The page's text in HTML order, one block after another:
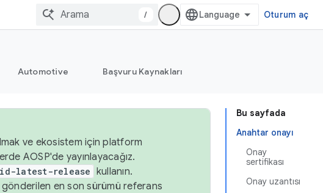
/ Oturum aç
Automotive Başvuru Kaynakları
Bu sayfada
Anahtar onayı
Onay
sertifikası
Onay uzantısı
ve ekosistem için platform
AOSP'de yayınlayacağız.
latest-release kullanın.
en son sürümü referans